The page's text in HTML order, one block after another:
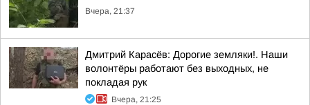
Вчера, 21:37
Дмитрий Карасёв: Дорогие земляки!. Наши
волонтёры работают без выходных, не
покладая рук
Вчера, 21:25